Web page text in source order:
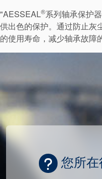
学院
产品手册
视频
"AESSEAL®系列轴承保护
供出色的保护。通过防止灰
的使用寿命，减少轴承故障
您所